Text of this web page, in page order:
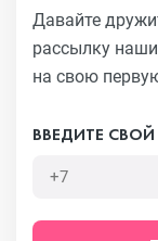
Давайте
рассылку
на свою
ВВЕДИТЕ